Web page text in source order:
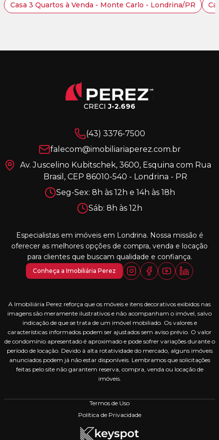
Casa 3 Quartos à Venda - Monte Carlo - Londrina/PR
CRECIJ-2.696
(43) 3376-7500
falecom@imobiliariaperez.com.br
Av. Juscelino Kubitschek, 3600, Esquina com Rua
Brasil, CEP 86010-540 - Londrina - PR
Seg-Sex: 8h às 12h e 14h às 18h
Sáb: 8h às 12h
Especialistas em imóveis em Londrina. Nossa missão é
oferecer as melhores opções de compra, venda e locação
para clientes que buscam qualidade e confiança.
Conheça a Imobiliária Perez
A Imobiliária Perez reforça que os móveis e itens decorativos exibidos nas
imagens são meramente ilustrativos e não acompanham o imóvel, salvo
indicação de que se trata de um imóvel mobiliado. Os valores e
características informados podem ser ajustados sem aviso prévio. O valor
de condomínio apresentado é aproximado e pode sofrer variações durante o
período de locação. Devido à alta rotatividade do mercado, alguns imóveis
anunciados podem já não estar disponíveis. Lembramos que solicitações
feitas pelo site não garantem reserva, compra, venda ou locação de
imóveis.
Termos de Uso
Política de Privacidade